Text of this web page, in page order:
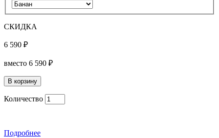
СКИДКА
6 590 ₽
вместо 6 590 ₽
Количество
Подробнее